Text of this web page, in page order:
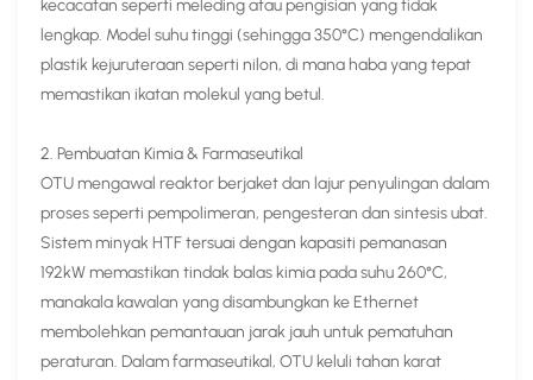
kecacatan seperti meleding atau pengisian yang tidak
lengkap. Model suhu tinggi (sehingga 350°C) mengendalikan
plastik kejuruteraan seperti nilon, di mana haba yang tepat
memastikan ikatan molekul yang betul.
2. Pembuatan Kimia & Farmaseutikal​
OTU mengawal reaktor berjaket dan lajur penyulingan dalam
proses seperti pempolimeran, pengesteran dan sintesis ubat.
Sistem minyak HTF tersuai dengan kapasiti pemanasan
192kW memastikan tindak balas kimia pada suhu 260°C,
manakala kawalan yang disambungkan ke Ethernet
membolehkan pemantauan jarak jauh untuk pematuhan
peraturan. Dalam farmaseutikal, OTU keluli tahan karat